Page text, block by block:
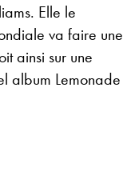
Elle le
va faire une
ainsi sur une
album Lemonade